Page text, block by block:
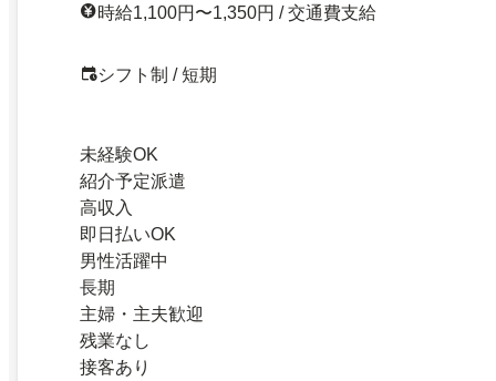
時給1,100円〜1,350円 / 交通費支給
シフト制 / 短期
未経験OK
紹介予定派遣
高収入
即日払いOK
男性活躍中
長期
主婦・主夫歓迎
残業なし
接客あり